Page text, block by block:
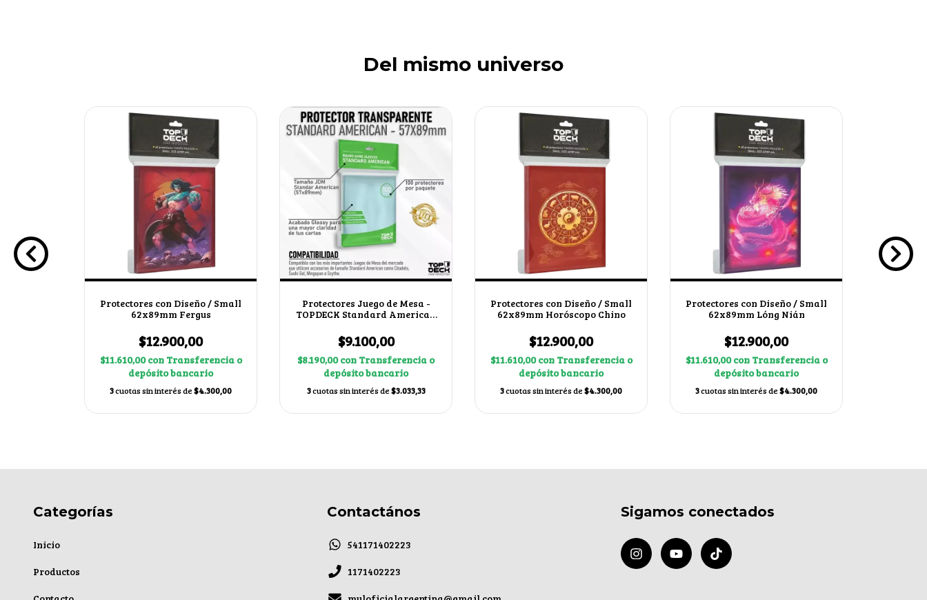
Del mismo universo
Protectores con Diseño / Small
62x89mm Fergus
$12.900,00
$11.610,00con Transferencia o
depósito bancario
3cuotas sin interés de$4.300,00
Protectores Juego de Mesa -
TOPDECK Standard American
$9.100,00
$8.190,00con Transferencia o
depósito bancario
3cuotas sin interés de$3.033,33
Protectores con Diseño / Small
62x89mm Horóscopo Chino
$12.900,00
$11.610,00con Transferencia o
depósito bancario
3cuotas sin interés de$4.300,00
Protectores con Diseño / Small
62x89mm Lóng Nián
$12.900,00
$11.610,00con Transferencia o
depósito bancario
3cuotas sin interés de$4.300,00
Categorías
Inicio
Productos
Contactános
541171402223
1171402223
Sigamos conectados